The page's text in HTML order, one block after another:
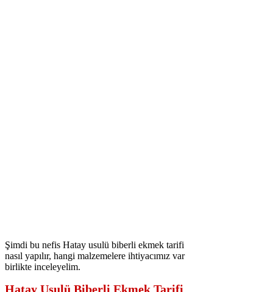
Şimdi bu nefis Hatay usulü biberli ekmek tarifi
nasıl yapılır, hangi malzemelere ihtiyacımız var
birlikte inceleyelim.
Hatay Usulü Biberli Ekmek Tarifi